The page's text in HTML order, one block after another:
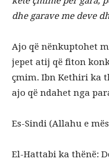
dhe garave me deve
Ajo që nënkuptohet
jepet atij që fiton
çmim. Ibn Kethiri ka
ajo që ndahet nga
Es-Sindi (Allahu e
El-Hattabi ka thënë: